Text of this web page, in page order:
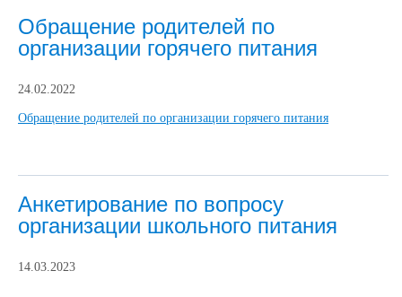
Обращение родителей по
организации горячего питания
24.02.2022
Обращение родителей по организации горячего питания
Анкетирование по вопросу
организации школьного питания
14.03.2023